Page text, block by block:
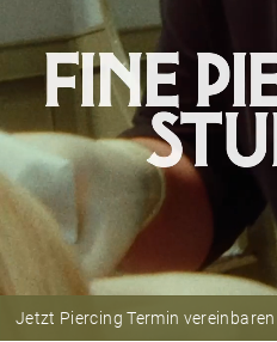
Jetzt Piercing Termin vereinbaren